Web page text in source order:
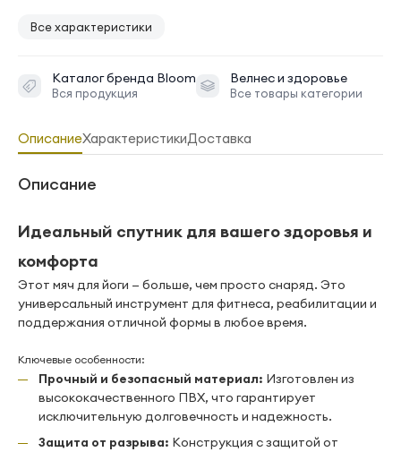
Все характеристики
Каталог бренда Bloom
Вся продукция
Велнес и здоровье
Все товары категории
ОписаниеХарактеристикиДоставка
Описание
Идеальный спутник для вашего здоровья и
комфорта
Этот мяч для йоги — больше, чем просто снаряд. Это
универсальный инструмент для фитнеса, реабилитации и
поддержания отличной формы в любое время.
Ключевые особенности:
Прочный и безопасный материал: Изготовлен из
высококачественного ПВХ, что гарантирует
исключительную долговечность и надежность.
Защита от разрыва: Конструкция с защитой от